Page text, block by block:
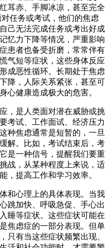
耳赤、手脚冰凉，甚至完全
任务或考试，他们的焦虑
己无法完成任务或考出好成
忆力下降等情况，严重影响
患者也备受折磨，常常伴有
气短等症状，这些身体反应
成恶性循环。长期处于焦虑
降，人际关系紧张，甚至可
心健康造成极大的危害。
是人类面对潜在威胁或挑
考试、工作面试、经济压力
种焦虑通常是短暂的，一旦
解。比如，考试结束后，考
是一种信号，提醒我们要重
战，从某种程度上来说，适
，提高工作和学习效率。
心理上的具体表现。当我
跳加快、呼吸急促、手心出
睡等症状。这些症状可能在
焦虑症的一部分表现。但单
只有当这些症状频繁出现、